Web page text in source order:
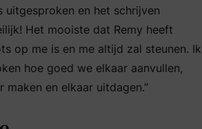
uitgesproken en het schrijven
Het mooiste dat Remy heeft
op me is en me altijd zal steunen. Ik
hoe goed we elkaar aanvullen,
en elkaar uitdagen.”